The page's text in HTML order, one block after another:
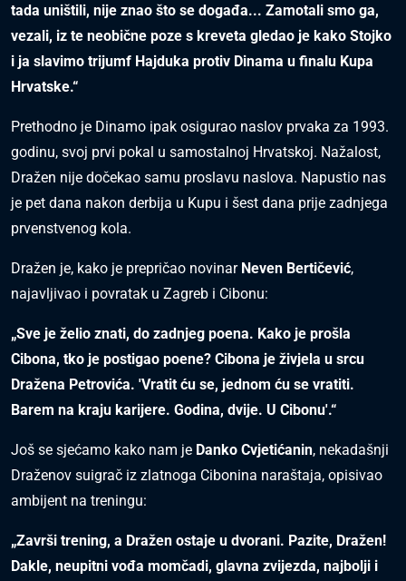
tada uništili, nije znao što se događa... Zamotali smo ga,
vezali, iz te neobične poze s kreveta gledao je kako Stojko
i ja slavimo trijumf Hajduka protiv Dinama u finalu Kupa
Hrvatske.“
Prethodno je Dinamo ipak osigurao naslov prvaka za 1993.
godinu, svoj prvi pokal u samostalnoj Hrvatskoj. Nažalost,
Dražen nije dočekao samu proslavu naslova. Napustio nas
je pet dana nakon derbija u Kupu i šest dana prije zadnjega
prvenstvenog kola.
Dražen je, kako je prepričao novinar Neven Bertičević,
najavljivao i povratak u Zagreb i Cibonu:
„Sve je želio znati, do zadnjeg poena. Kako je prošla
Cibona, tko je postigao poene? Cibona je živjela u srcu
Dražena Petrovića. 'Vratit ću se, jednom ću se vratiti.
Barem na kraju karijere. Godina, dvije. U Cibonu'.“
Još se sjećamo kako nam je Danko Cvjetićanin, nekadašnji
Draženov suigrač iz zlatnoga Cibonina naraštaja, opisivao
ambijent na treningu:
„Završi trening, a Dražen ostaje u dvorani. Pazite, Dražen!
Dakle, neupitni vođa momčadi, glavna zvijezda, najbolji i